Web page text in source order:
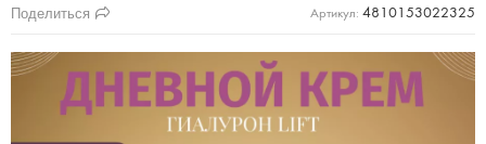
Поделиться Артикул: 4810153022325